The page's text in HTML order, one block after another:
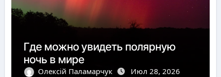
Где можно увидеть полярную
ночь в мире
Олексій Паламарчук Июл 28, 2026